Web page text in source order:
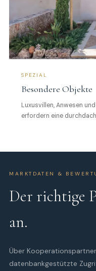
SPEZIAL
Besondere Objekte
Luxusvillen, Anwesen
erfordern eine
MARKTDATEN &
Der richtige
an.
Über
datenbankgestützte